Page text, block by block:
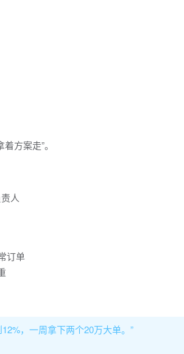
方案走”。
人
订单
，一周拿下两个20万大单。”